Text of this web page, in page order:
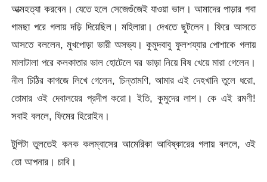
আত্মহত্যা করবেন। যেতে হলে সেজেগুঁজেই যাওয়া ভাল। আমাদের পাড়ার গবা
গামছা পরে গলায় দড়ি দিয়েছিল। মহিলারা। দেখতে ছুটলেন। ফিরে আসতে
আসতে বললেন, মুখপোড়া ভারী অসভ্য। কুমুদবাবু ফুলশয্যার পোশাকে গলায়
মালাটালা পরে কলকাতার ভাল হোটেলে ঘর ভাড়া নিয়ে বিষ খেয়ে মারা গেলেন।
নীল চিঠির কাগজে লিখে গেলেন, চিন্তামণি, আমার এই দেহখানি তুলে ধরো,
তোমার ওই দেবালয়ের প্রদীপ করো। ইতি, কুমুদের লাশ। কে এই রমণী!
সবাই বললে, ফিমের হিরোইন।
টুপিটা তুলতেই কনক কলম্বাসের আমেরিকা আবিষ্কারের গলায় বললে, ওই
তো আপনার। চাবি।